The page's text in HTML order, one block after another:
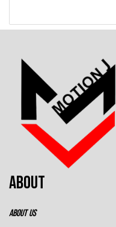
ABOUT
ABOUT US